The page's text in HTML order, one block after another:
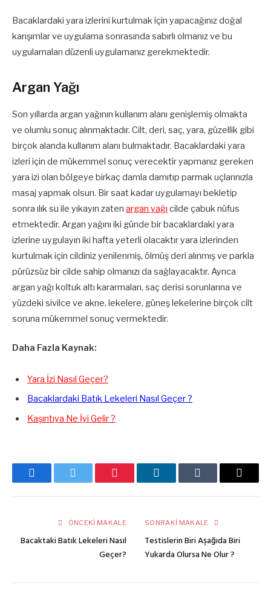
Bacaklardaki yara izlerini kurtulmak için yapacağınız doğal
karışımlar ve uygulama sonrasında sabırlı olmanız ve bu
uygulamaları düzenli uygulamanız gerekmektedir.
Argan Yağı
Son yıllarda argan yağının kullanım alanı genişlemiş olmakta
ve olumlu sonuç alınmaktadır. Cilt, deri, saç, yara, güzellik gibi
birçok alanda kullanım alanı bulmaktadır. Bacaklardaki yara
izleri için de mükemmel sonuç verecektir yapmanız gereken
yara izi olan bölgeye birkaç damla damıtıp parmak uçlarınızla
masaj yapmak olsun. Bir saat kadar uygulamayı bekletip
sonra ılık su ile yıkayın zaten argan yağı cilde çabuk nüfus
etmektedir. Argan yağını iki günde bir bacaklardaki yara
izlerine uygulayın iki hafta yeterli olacaktır yara izlerinden
kurtulmak için cildiniz yenilenmiş, ölmüş deri alınmış ve parkla
pürüzsüz bir cilde sahip olmanızı da sağlayacaktır. Ayrıca
argan yağı koltuk altı kararmaları, saç derisi sorunlarına ve
yüzdeki sivilce ve akne, lekelere, güneş lekelerine birçok cilt
soruna mükemmel sonuç vermektedir.
Daha Fazla Kaynak:
Yara İzi Nasıl Geçer?
Bacaklardaki Batık Lekeleri Nasıl Geçer ?
Kaşıntıya Ne İyi Gelir ?
FacebookTwitter Pinterest LinkedInTumblr
E-
ÖNCEKI MAKALE
Bacaktaki Batık Lekeleri Nasıl
Geçer?
SONRAKI MAKALE
Testislerin Biri Aşağıda Biri
Yukarda Olursa Ne Olur ?